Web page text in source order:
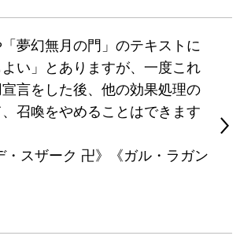
「夢幻無月の門」のテキストに
い」とありますが、一度これ
言をした後、他の効果処理の
召喚をやめることはできます
・スザーク 卍》《ガル・ラガン